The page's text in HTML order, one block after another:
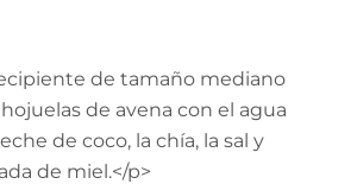
de tamaño mediano
de avena con el agua
de coco, la chía, la sal y
de miel.</p>